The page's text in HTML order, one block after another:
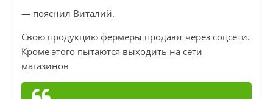
— пояснил Виталий.
Свою продукцию фермеры продают через соцсети.
Кроме этого пытаются выходить на сети
магазинов